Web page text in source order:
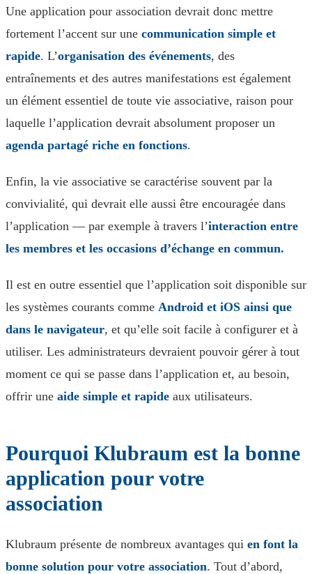
Une application pour association devrait donc mettre
fortement l’accent sur une communication simple et
rapide. L’organisation des événements, des
entraînements et des autres manifestations est également
un élément essentiel de toute vie associative, raison pour
laquelle l’application devrait absolument proposer un
agenda partagé riche en fonctions.
Enfin, la vie associative se caractérise souvent par la
convivialité, qui devrait elle aussi être encouragée dans
l’application — par exemple à travers l’interaction entre
les membres et les occasions d’échange en commun.
Il est en outre essentiel que l’application soit disponible sur
les systèmes courants comme Android et iOS ainsi que
dans le navigateur, et qu’elle soit facile à configurer et à
utiliser. Les administrateurs devraient pouvoir gérer à tout
moment ce qui se passe dans l’application et, au besoin,
offrir une aide simple et rapide aux utilisateurs.
Pourquoi Klubraum est la bonne
application pour votre
association
Klubraum présente de nombreux avantages qui en font la
bonne solution pour votre association. Tout d’abord,